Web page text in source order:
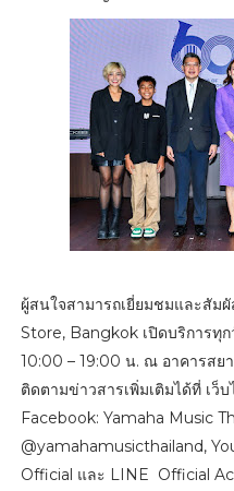
ผู้สนใจสามารถเยี่ยมชมและสัม
Store, Bangkok เปิดบริการทุ
10:00 – 19:00 น. ณ อาคารสย
ติดตามข่าวสารเพิ่มเติมได้ที่ เ
Facebook: Yamaha Music
@yamahamusicthailand,
Official และ LINE Official